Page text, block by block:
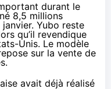
durant le
8,5 millions
Yubo reste
qu’il revendique
Unis. Le modèle
sur la vente de
avait déjà réalisé